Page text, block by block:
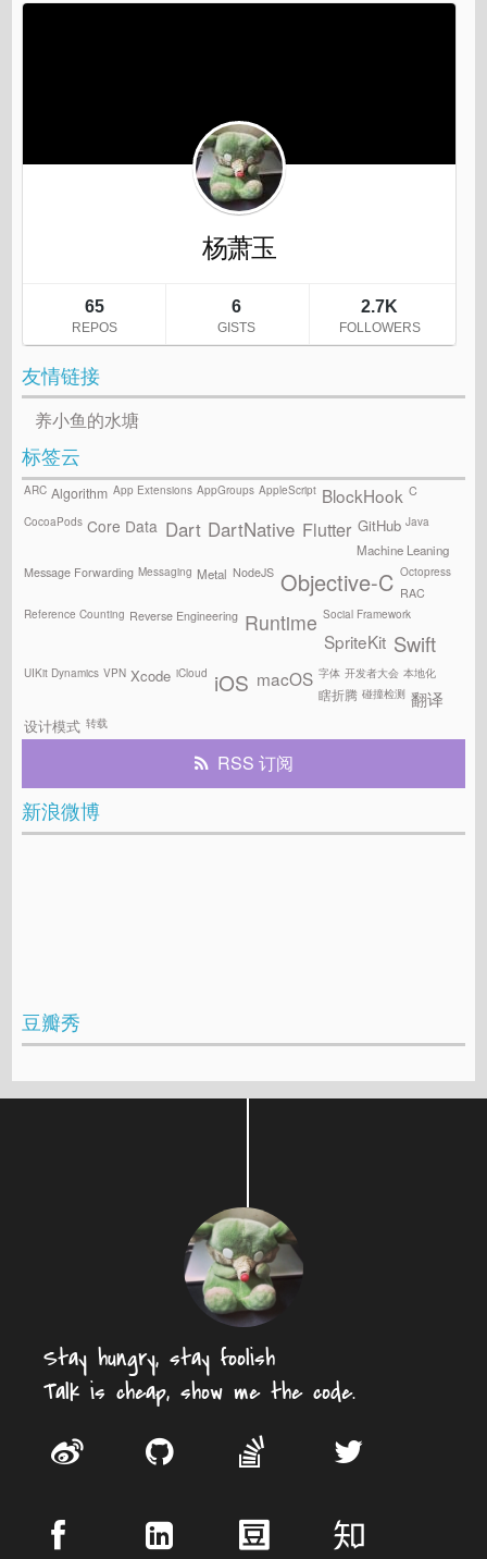
友情链接
养小鱼的水塘
标签云
ARC Algorithm App Extensions AppGroups AppleScript BlockHook C
CocoaPods Core Data Dart DartNative Flutter GitHub Java
Machine Leaning
Message Forwarding Messaging Metal NodeJS Objective-C Octopress
RAC
Reference Counting Reverse Engineering Runtime Social Framework
SpriteKit Swift
UIKit Dynamics VPN Xcode iCloud iOS macOS 字体 开发者大会 本地化
瞎折腾 碰撞检测 翻译
设计模式 转载
RSS 订阅
新浪微博
豆瓣秀
Stay hungry, stay foolish
Talk is cheap, show me the code.